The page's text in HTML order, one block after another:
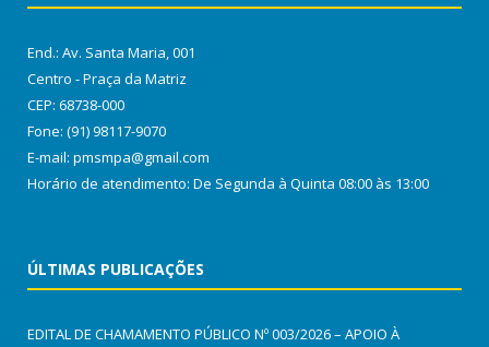
End.: Av. Santa Maria, 001
Centro - Praça da Matriz
CEP: 68738-000
Fone: (91) 98117-9070
E-mail: pmsmpa@gmail.com
Horário de atendimento: De Segunda à Quinta 08:00 às 13:00
ÚLTIMAS PUBLICAÇÕES
EDITAL DE CHAMAMENTO PÚBLICO Nº 003/2026 – APOIO À